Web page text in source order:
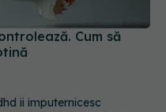
Cum să